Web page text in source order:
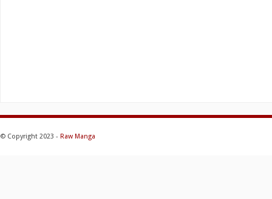
© Copyright 2023 - Raw Manga